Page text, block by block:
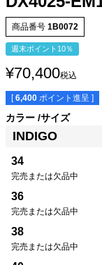
サイズ 身丈 身幅
XS
55.5cm
S
58.5cm
M
L
64.5cm57.5cm
XL
USM 67.5cm63.5cm
USL
商品番号 1B0072
週末ポイント10％
¥70,400税込
[ 6,400 ポイント進呈 ]
カラー サイズ
INDIGO
34
完売または欠品中
36
完売または欠品中
38
完売または欠品中